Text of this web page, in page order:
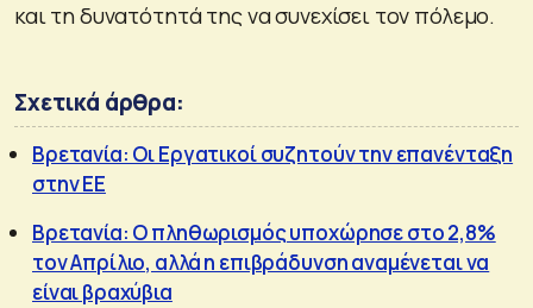
και τη δυνατότητά της να συνεχίσει τον πόλεμο.
Σχετικά άρθρα:
Βρετανία: Οι Εργατικοί συζητούν την επανένταξη
στην ΕΕ
Βρετανία: Ο πληθωρισμός υποχώρησε στο 2,8%
τον Απρίλιο, αλλά η επιβράδυνση αναμένεται να
είναι βραχύβια